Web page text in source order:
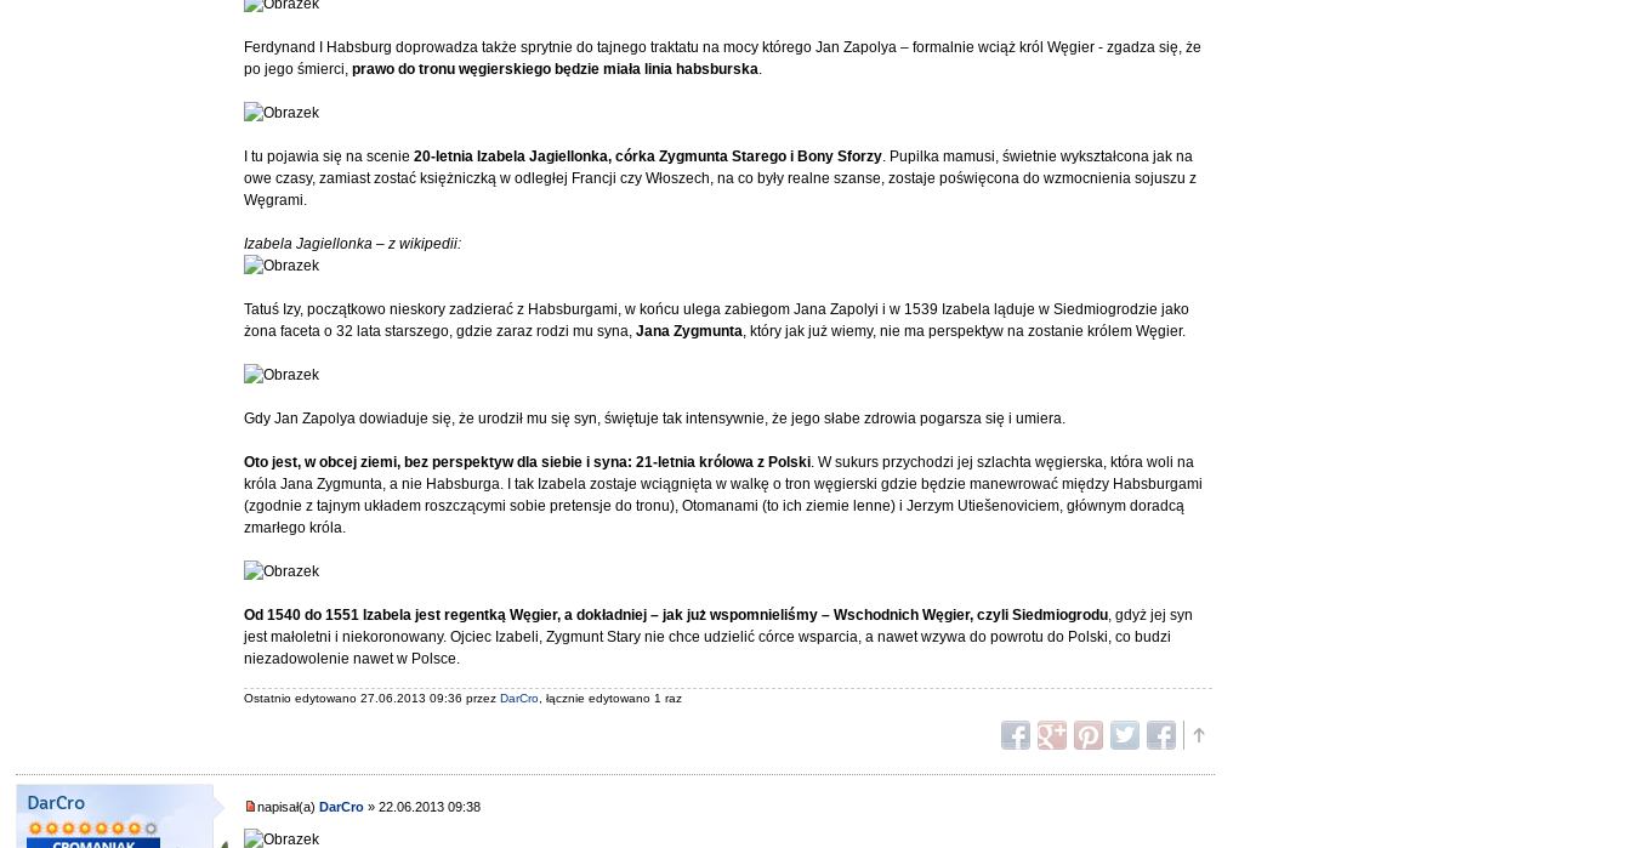
Ferdynand I Habsburg doprowadza także sprytnie do tajnego traktatu na mocy którego Jan Zapolya – formalnie wciąż król Węgier - zgadza się, że
po jego śmierci,prawo do tronu węgierskiego będzie miała linia habsburska.
I tu pojawia się na scenie20-letnia Izabela Jagiellonka, córka Zygmunta Starego i Bony Sforzy. Pupilka mamusi, świetnie wykształcona jak na
owe czasy, zamiast zostać księżniczką w odległej Francji czy Włoszech, na co były realne szanse, zostaje poświęcona do wzmocnienia sojuszu z
Węgrami.
Izabela Jagiellonka – z wikipedii:
Tatuś Izy, początkowo nieskory zadzierać z Habsburgami, w końcu ulega zabiegom Jana Zapolyi i w 1539 Izabela ląduje w Siedmiogrodzie jako
żona faceta o 32 lata starszego, gdzie zaraz rodzi mu syna,Jana Zygmunta, który jak już wiemy, nie ma perspektyw na zostanie królem Węgier.
Gdy Jan Zapolya dowiaduje się, że urodził mu się syn, świętuje tak intensywnie, że jego słabe zdrowia pogarsza się i umiera.
Oto jest, w obcej ziemi, bez perspektyw dla siebie i syna: 21-letnia królowa z Polski. W sukurs przychodzi jej szlachta węgierska, która woli na
króla Jana Zygmunta, a nie Habsburga. I tak Izabela zostaje wciągnięta w walkę o tron węgierski gdzie będzie manewrować między Habsburgami
(zgodnie z tajnym układem roszczącymi sobie pretensje do tronu), Otomanami (to ich ziemie lenne) i Jerzym Utiešenoviciem, głównym doradcą
zmarłego króla.
Od 1540 do 1551 Izabela jest regentką Węgier, a dokładniej – jak już wspomnieliśmy – Wschodnich Węgier, czyli Siedmiogrodu, gdyż jej syn
jest małoletni i niekoronowany. Ojciec Izabeli, Zygmunt Stary nie chce udzielić córce wsparcia, a nawet wzywa do powrotu do Polski, co budzi
niezadowolenie nawet w Polsce.
Ostatnio edytowano 27.06.2013 09:36 przezDarCro, łącznie edytowano 1 raz
DarCro napisał(a) DarCro » 22.06.2013 09:38